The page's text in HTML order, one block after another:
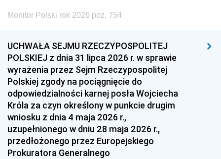
Monitor Polski rok 2026 poz. 754
UCHWAŁA SEJMU RZECZYPOSPOLITEJ
POLSKIEJ z dnia 31 lipca 2026 r. w sprawie
wyrażenia przez Sejm Rzeczypospolitej
Polskiej zgody na pociągnięcie do
odpowiedzialności karnej posła Wojciecha
Króla za czyn określony w punkcie drugim
wniosku z dnia 4 maja 2026 r.,
uzupełnionego w dniu 28 maja 2026 r.,
przedłożonego przez Europejskiego
Prokuratora Generalnego